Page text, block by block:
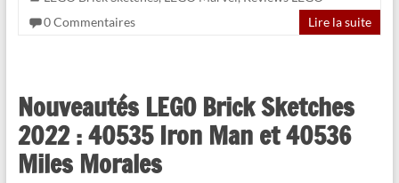
0 Commentaires
Lire la suite
Nouveautés LEGO Brick Sketches
2022 : 40535 Iron Man et 40536
Miles Morales